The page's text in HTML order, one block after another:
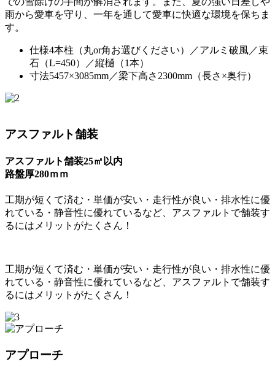
雨から愛車を守り、一年を通して愛車に快適な環境を保ちま
す。
仕様4本柱（丸or角お選びください）／アルミ破風／束
石（L=450）／縦樋（1本）
寸法5457×3085mm／梁下高さ2300mm（長さ×奥行）
アスファルト舗装
アスファルト舗装25㎡以内
路盤厚280ｍｍ
工期が短くて済む・単価が安い・走行性が良い・排水性に優
れている・静音性に優れているなど、アスファルトで舗装す
るにはメリットがたくさん！
工期が短くて済む・単価が安い・走行性が良い・排水性に優
れている・静音性に優れているなど、アスファルトで舗装す
るにはメリットがたくさん！
アプローチ